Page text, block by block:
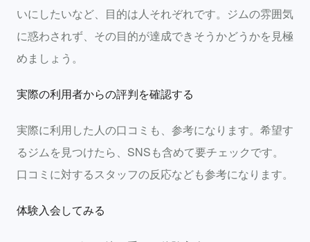
いにしたいなど、目的は人それぞれです。ジムの雰囲気
に惑わされず、その目的が達成できそうかどうかを見極
めましょう。
実際の利用者からの評判を確認する
実際に利用した人の口コミも、参考になります。希望す
るジムを見つけたら、SNSも含めて要チェックです。
口コミに対するスタッフの反応なども参考になります。
体験入会してみる